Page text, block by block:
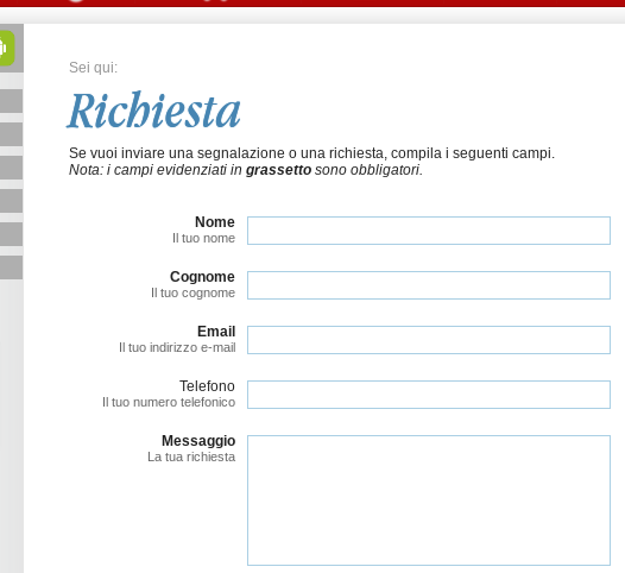
Sei qui:
Richiesta
Se vuoi inviare una segnalazione o una richiesta, compila i seguenti campi.
Nota: i campi evidenziati in grassettosono obbligatori.
Nome
Il tuo nome
Cognome
Il tuo cognome
Email
Il tuo indirizzo e-mail
Telefono
Il tuo numero telefonico
Messaggio
La tua richiesta